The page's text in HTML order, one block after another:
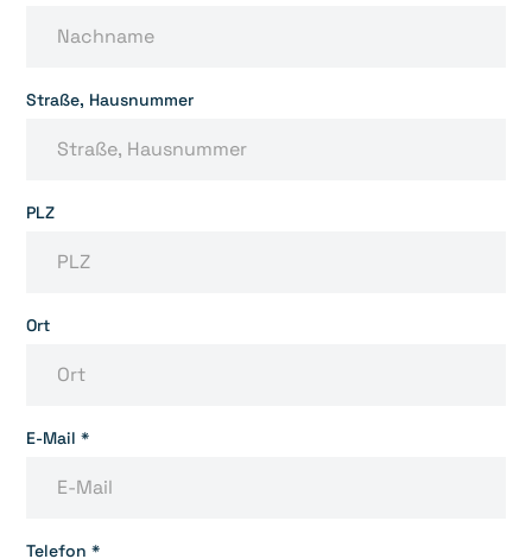
Straße, Hausnummer
PLZ
Ort
E-Mail *
Telefon *